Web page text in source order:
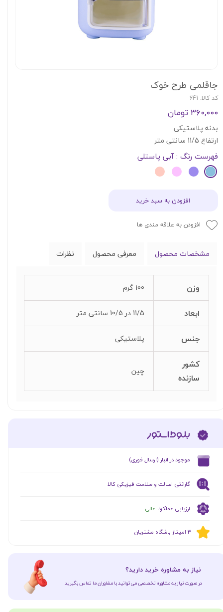
جاقلمی طرح خوک
کد کالا: 641
۳۶۰,۰۰۰ تومان
بدنه پلاستیکی
ارتفاع 11/5 سانتی متر
فهرست رنگ : آبی پاستلی
افزودن به سبد خرید
افزودن به علاقه مندی ها
مشخصات محصول معرفی محصول نظرات
وزن 100 گرم
ابعاد 11/5 در 10/5 سانتی متر
جنس پلاستیکی
کشور
سازنده
چین
گارانتی اصالت و سلامت فیزیکی کالا
ارزیابی عملکرد: عالی
​موجود در انبار (ارسال فوری)
​​3 امیتاز باشگاه مشتریان
​نیاز به مشاوره خرید دارید؟
در صورت نیاز به مشاوره تخصصی می‌توانید با مشاوران ما تماس بگیرید